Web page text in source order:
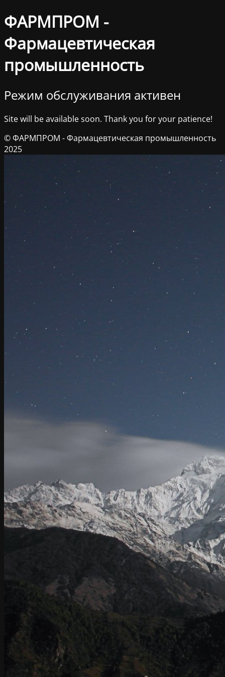
ФАРМПРОМ -
Фармацевтическая
промышленность
Режим обслуживания активен
Site will be available soon. Thank you for your patience!
© ФАРМПРОМ - Фармацевтическая промышленность
2025